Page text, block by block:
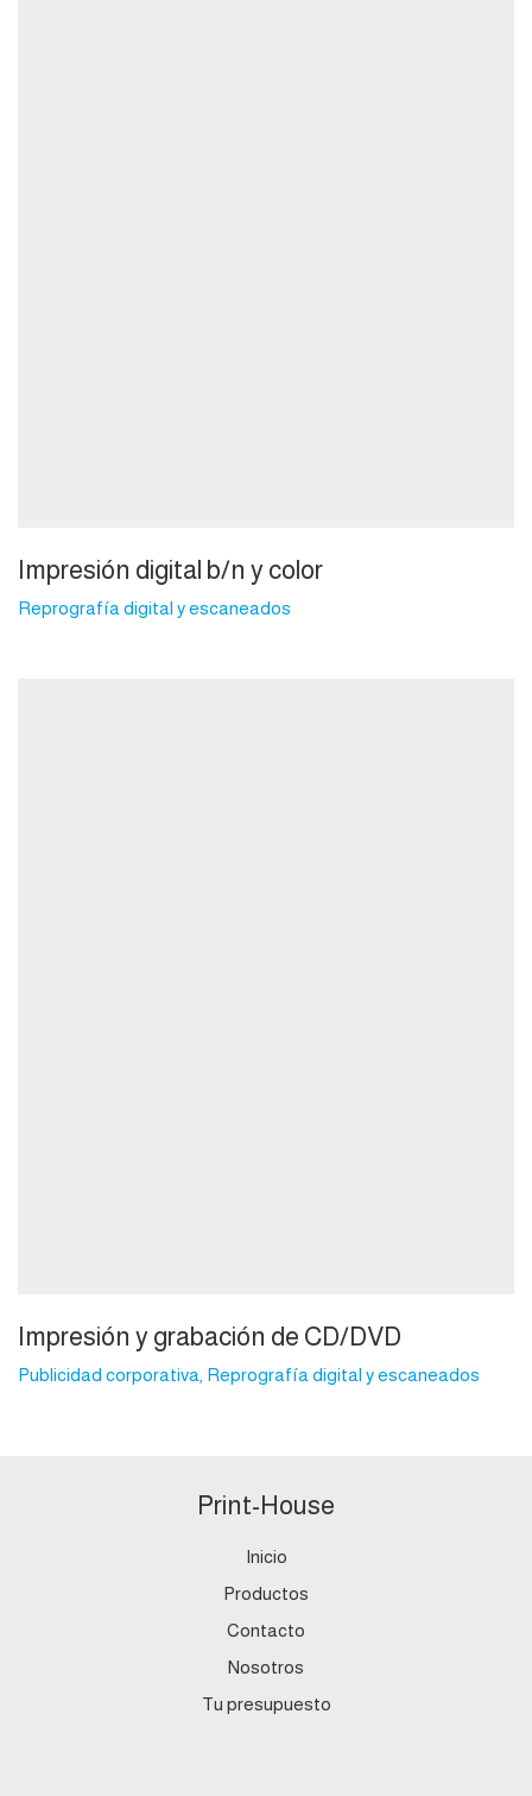
Impresión digital b/n y color
Reprografía digital y escaneados
Impresión y grabación de CD/DVD
Publicidad corporativa Reprografía digital y escaneados
Print-House
Inicio
Productos
Contacto
Nosotros
Tu presupuesto